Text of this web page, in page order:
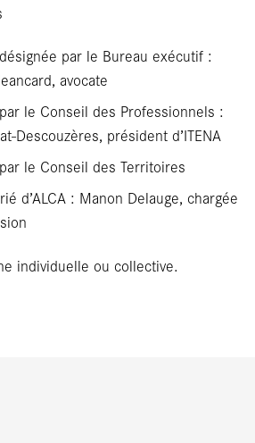
par le Bureau exécutif :
avocate
le Conseil des Professionnels :
Descouzères, président d’ITENA
le Conseil des Territoires
d’ALCA : Manon Delauge, chargée
individuelle ou collective.